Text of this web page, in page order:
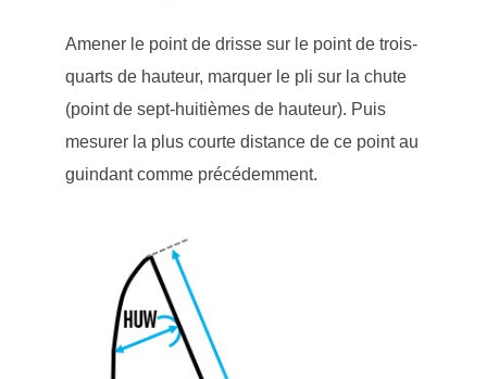
Amener le point de drisse sur le point de trois-
quarts de hauteur, marquer le pli sur la chute
(point de sept-huitièmes de hauteur). Puis
mesurer la plus courte distance de ce point au
guindant comme précédemment.